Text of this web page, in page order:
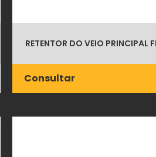
RETENTOR DO VEIO PRINCIPAL
Consultar